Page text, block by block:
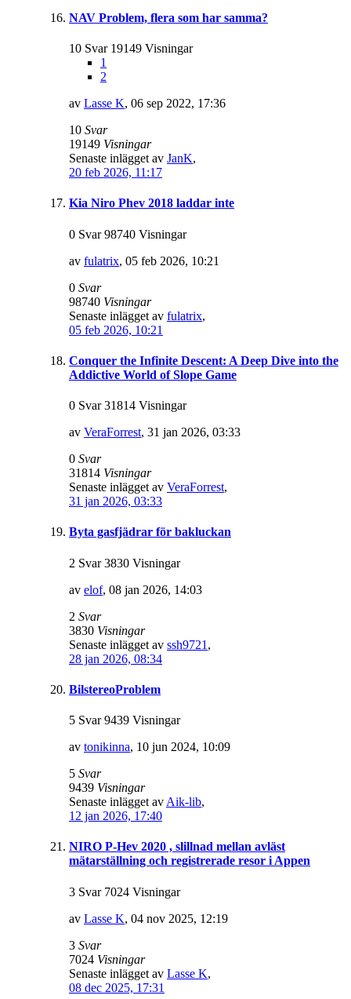
NAV Problem, flera som har samma?
10 Svar 19149 Visningar
1
2
av Lasse K, 06 sep 2022, 17:36
10 Svar
19149 Visningar
Senaste inlägget av JanK,
20 feb 2026, 11:17
Kia Niro Phev 2018 laddar inte
0 Svar 98740 Visningar
av fulatrix, 05 feb 2026, 10:21
0 Svar
98740 Visningar
Senaste inlägget av fulatrix,
05 feb 2026, 10:21
Conquer the Infinite Descent: A Deep Dive into the
Addictive World of Slope Game
0 Svar 31814 Visningar
av VeraForrest, 31 jan 2026, 03:33
0 Svar
31814 Visningar
Senaste inlägget av VeraForrest,
31 jan 2026, 03:33
Byta gasfjädrar för bakluckan
2 Svar 3830 Visningar
av elof, 08 jan 2026, 14:03
2 Svar
3830 Visningar
Senaste inlägget av ssh9721 ,
28 jan 2026, 08:34
BilstereoProblem
5 Svar 9439 Visningar
av tonikinna, 10 jun 2024, 10:09
5 Svar
9439 Visningar
Senaste inlägget av Aik-lib,
12 jan 2026, 17:40
NIRO P-Hev 2020 , slillnad mellan avläst
mätarställning och registrerade resor i Appen
3 Svar 7024 Visningar
av Lasse K, 04 nov 2025, 12:19
3 Svar
7024 Visningar
Senaste inlägget av Lasse K,
08 dec 2025, 17:31